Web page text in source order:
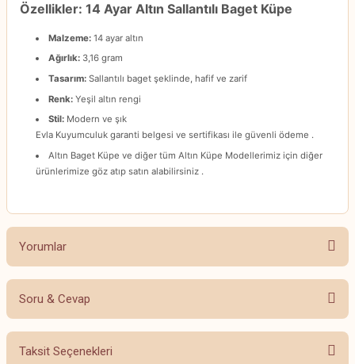
Özellikler: 14 Ayar Altın Sallantılı Baget Küpe
Malzeme: 14 ayar altın
Ağırlık: 3,16 gram
Tasarım: Sallantılı baget şeklinde, hafif ve zarif
Renk: Yeşil altın rengi
Stil: Modern ve şık
Evla Kuyumculuk garanti belgesi ve sertifikası ile güvenli ödeme .
Altın Baget Küpe ve diğer tüm Altın Küpe Modellerimiz için diğer
ürünlerimize göz atıp satın alabilirsiniz .
Yorumlar
Soru & Cevap
Taksit Seçenekleri